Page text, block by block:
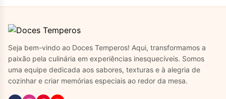
Seja bem-vindo ao Doces Temperos! Aqui, transformamos a
paixão pela culinária em experiências inesquecíveis. Somos
uma equipe dedicada aos sabores, texturas e à alegria de
cozinhar e criar memórias especiais ao redor da mesa.